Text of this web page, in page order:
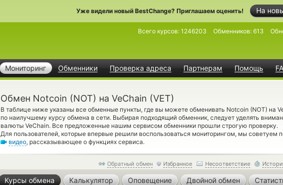
На
Уже видели новый BestChange? Приглашаем оценить!
Мониторинг Обменники Проверка адреса Партнерам Помощь
Всего курсов: 1246203 Обменников: 613
Обмен Notcoin (NOT) на VeChain (VET)
В таблице ниже указаны все обменные пункты, где вы можете обменивать Notcoin (NOT) на
по наилучшему курсу обмена в сети. Выбирая подходящий обменник, следует уделять
валюты VeChain. Все предложенные нашим сервисом обменники прошли строгую проверку.
Для пользователей, которые впервые решили воспользоваться мониторингом, мы советуем
видео, рассказывающее о функциях сервиса.
Обратный обмен Избранное Несоответствие
Курсы обмена Калькулятор Оповещение Двойной обмен